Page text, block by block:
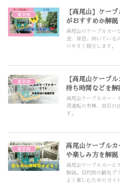
東京都
【高尾山】ケー
がおすすめか解説
高尾山のケーブルカー
金、景色、向いている
りやすく紹介します。
東京都
【高尾山ケーブ
待ち時間などを解
高尾山ケーブルカー・
夜運転の有無、初日の
す。
東京都
高尾山ケーブル
や楽しみ方を解説
高尾山ケーブルカーと
解説。目的別の観光プ
よく楽しむためのガイ